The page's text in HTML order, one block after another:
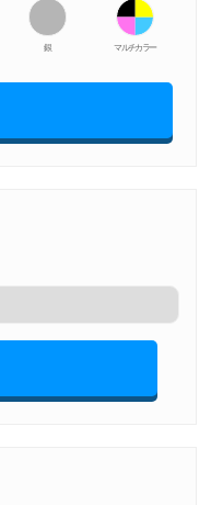
銀 マルチカラー